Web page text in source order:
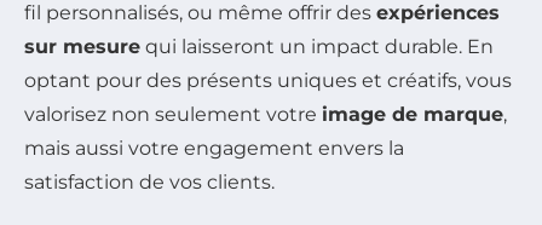
fil personnalisés, ou même offrir des expériences
sur mesure qui laisseront un impact durable. En
optant pour des présents uniques et créatifs, vous
valorisez non seulement votre image de marque,
mais aussi votre engagement envers la
satisfaction de vos clients.